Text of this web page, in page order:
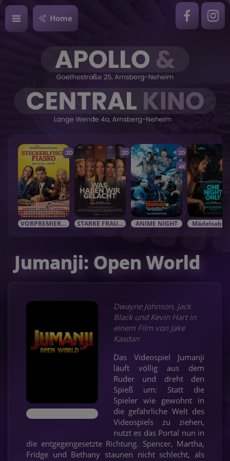
Home
2D
VORPREMIEREN / EVENTS
2D
STARKE FRAUEN in starken Rolle
2D
4K
ANIME NIGHT
Jumanji: Open World
Dwayne Johnson, Jack
Black und Kevin Hart in
einem Film von Jake
Kasdan
Das Videospiel Jumanji
läuft völlig aus dem
Ruder und dreht den
Spieß um: Statt die
Spieler wie gewohnt in
die gefährliche Welt des
Videospiels zu ziehen,
nutzt es das Portal nun in
die entgegengesetzte Richtung. Spencer, Martha,
Fridge und Bethany staunen nicht schlecht, als